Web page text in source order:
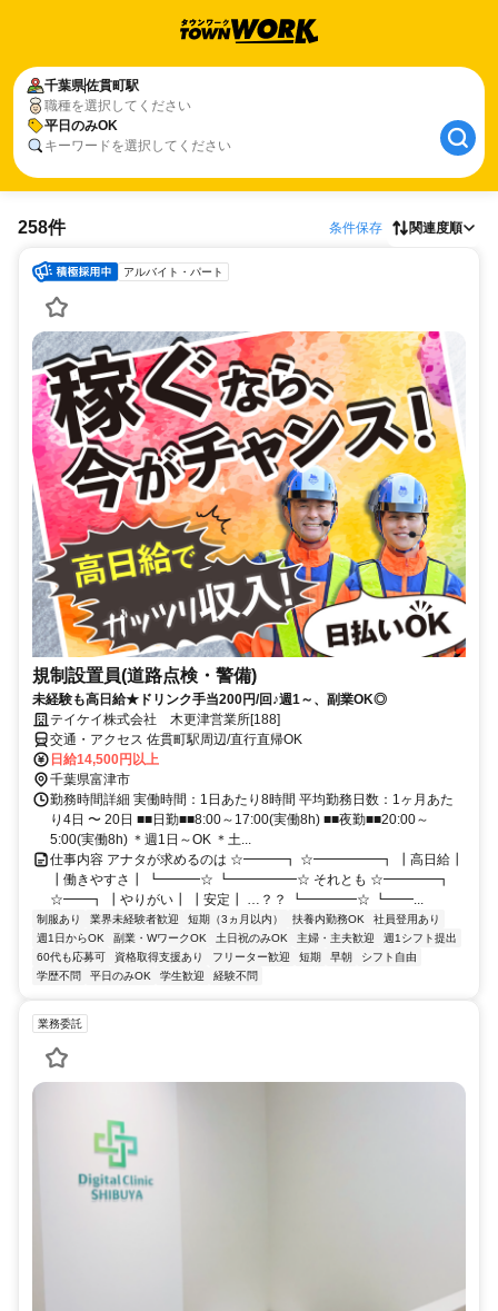
千葉県佐貫町駅
職種を選択してください
平日のみOK
キーワードを選択してください
258件 条件保存 関連度順
アルバイト・パート
規制設置員(道路点検・警備)
未経験も高日給★ドリンク手当200円/回♪週1～、副業OK◎
テイケイ株式会社 木更津営業所[188]
交通・アクセス 佐貫町駅周辺/直行直帰OK
日給14,500円以上
千葉県富津市
勤務時間詳細 実働時間：1日あたり8時間 平均勤務日数：1ヶ月あた
り4日 〜 20日 ■■日勤■■8:00～17:00(実働8h) ■■夜勤■■20:00～
5:00(実働8h) ＊週1日～OK ＊土...
仕事内容 アナタが求めるのは ☆━━━┓ ☆━━━━━┓ ┃高日給┃
┃働きやすさ┃ ┗━━━☆ ┗━━━━━☆ それとも ☆━━━━┓
☆━━┓ ┃やりがい┃ ┃安定┃ …？？ ┗━━━━☆ ┗━━...
制服あり 業界未経験者歓迎 短期（3ヵ月以内） 扶養内勤務OK
社員登用あり
週1日からOK
副業・WワークOK 土日祝のみOK 主婦・主夫歓迎
週1シフト提出
60代も応募可
資格取得支援あり フリーター歓迎 短期 早朝
シフト自由
学歴不問
平日のみOK 学生歓迎 経験不問
業務委託